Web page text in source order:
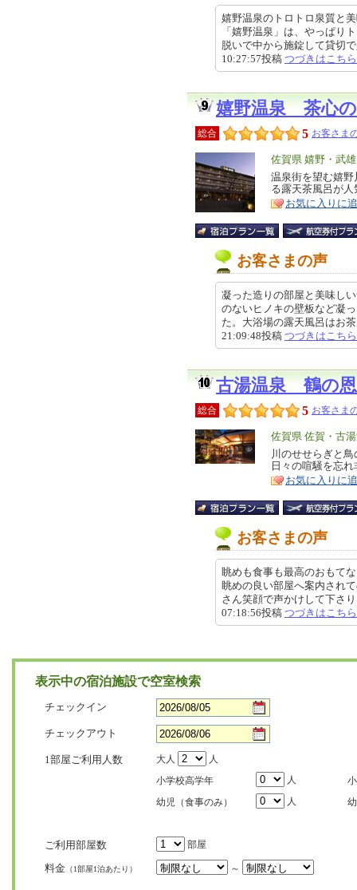
嬉野温泉のトロトロ泉質と
「嬉野温泉」は、やっぱり
脱いで中から施錠して貸切
10:27:57投稿 つづきはこちら
嬉野温泉 茶心
総合 5 お客さま
エ
リ
ア
佐賀県 嬉野・武
特
徴
温泉街を望む嬉
る露天茶風呂が
お気に入りに
お客さまの声
凝った造りの部屋と美味し
のないヒノキの壁板など凝
た。大浴場の露天風呂はお
21:09:48投稿 つづきはこちら
古湯温泉 鶴の
総合 5 お客さま
エ
リ
ア
佐賀県 佐賀・古
特
徴
川のせせらぎと
日々の喧騒を忘
お気に入りに
お客さまの声
眺めも食事も最高のおもて
眺めの良い部屋へ案内され
さん笑顔で声かけして下さ
07:18:56投稿 つづきはこちら
表示中の宿泊施設で空室検索
チェックイン
チェックアウト
1部屋ご利用人数 大人
人
小学校高学年
人
幼児（食事のみ）
人
ご利用部屋数 部屋
料金 （1部屋1泊あたり） ～